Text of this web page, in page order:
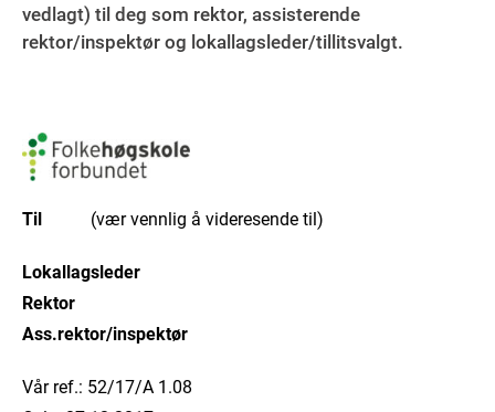
vedlagt) til deg som rektor, assisterende
rektor/inspektør og lokallagsleder/tillitsvalgt.
Til (vær vennlig å videresende til)
Lokallagsleder
Rektor
Ass.rektor/
Vår ref.: 52/17/A 1.08